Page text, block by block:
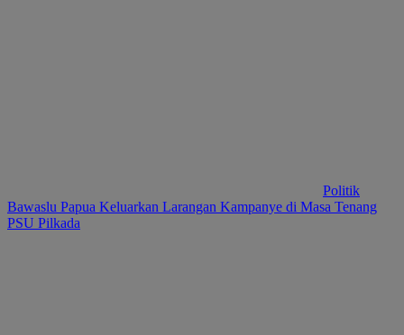
Politik
Bawaslu Papua Keluarkan Larangan Kampanye di Masa Tenang
PSU Pilkada